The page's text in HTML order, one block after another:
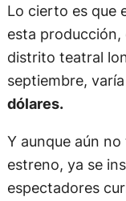
Lo cierto es que
esta producción,
distrito teatral
septiembre,
dólares.
Y aunque aún
estreno, ya se
espectadores